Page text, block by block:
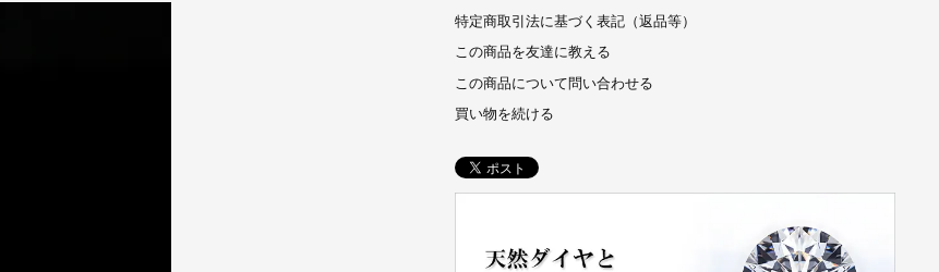
特定商取引法に基づく表記（返品等）
この商品を友達に教える
この商品について問い合わせる
買い物を続ける